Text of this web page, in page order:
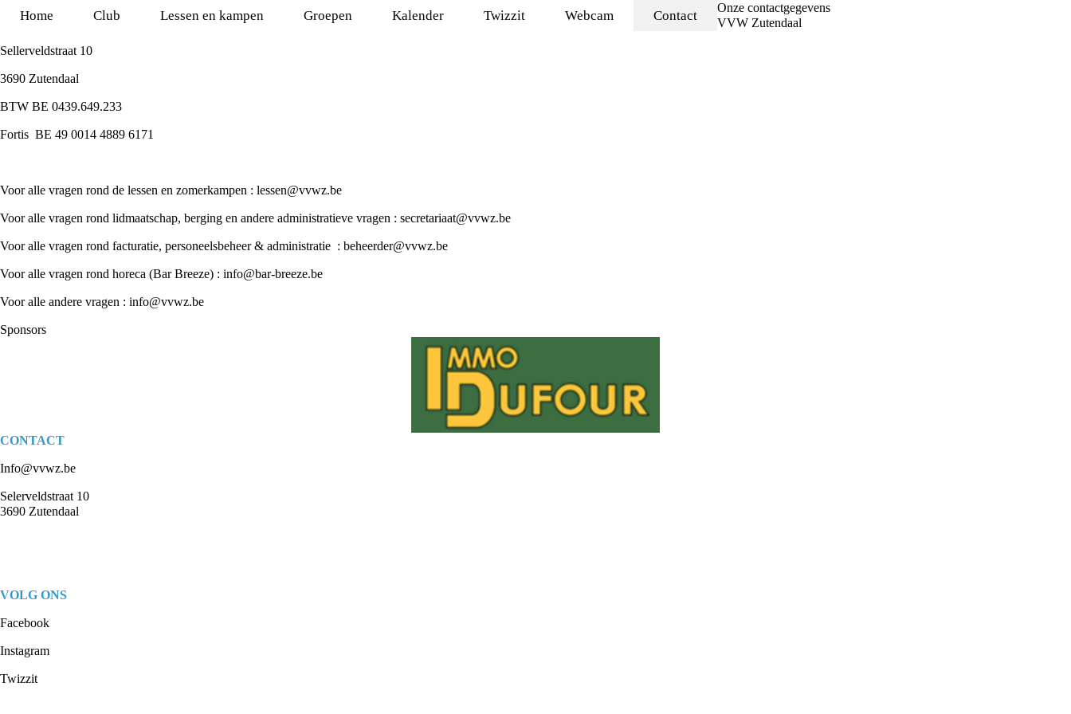
Home Club Lessen en kampen Groepen Kalender Twizzit Webcam Contact
Onze contactgegevens
VVW Zutendaal
Sellerveldstraat 10
3690 Zutendaal
BTW BE 0439.649.233
Fortis BE 49 0014 4889 6171
Voor alle vragen rond de lessen en zomerkampen : lessen@vvwz.be
Voor alle vragen rond lidmaatschap, berging en andere administratieve vragen : secretariaat@vvwz.be
Voor alle vragen rond facturatie, personeelsbeheer & administratie : beheerder@vvwz.be
Voor alle vragen rond horeca (Bar Breeze) : info@bar-breeze.be
Voor alle andere vragen : info@vvwz.be
Sponsors
CONTACT
Info@vvwz.be
Selerveldstraat 10
3690 Zutendaal
VOLG ONS
Facebook
Instagram
Twizzit